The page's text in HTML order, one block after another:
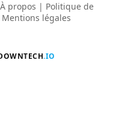
À propos | Politique de
Mentions légales
.IO